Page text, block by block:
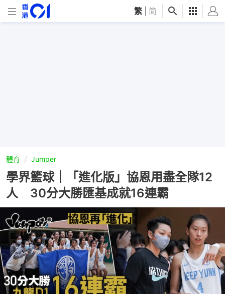
繁 简
體育 Jumper
學界籃球｜「進化版」協恩用盡全隊12
人 30分大勝匯基成就16連霸